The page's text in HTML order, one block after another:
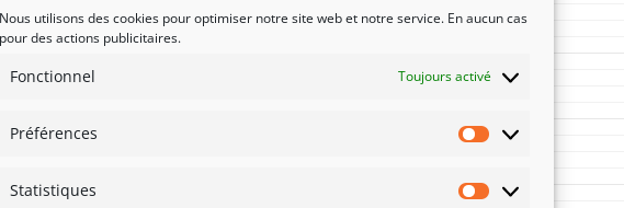
Nous utilisons des cookies pour optimiser notre site web et notre service. En aucun cas
pour des actions publicitaires.
Fonctionnel Toujours activé
Préférences
Préférences
Statistiques
Statistiques